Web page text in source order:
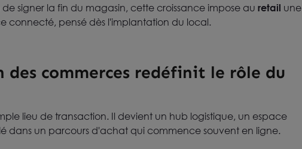
de signer la fin du magasin, cette croissance impose au retail une
connecté, pensé dès l'implantation du local.
commerces redéfinit le rôle du
lieu de transaction. Il devient un hub logistique, un espace
dans un parcours d'achat qui commence souvent en ligne.